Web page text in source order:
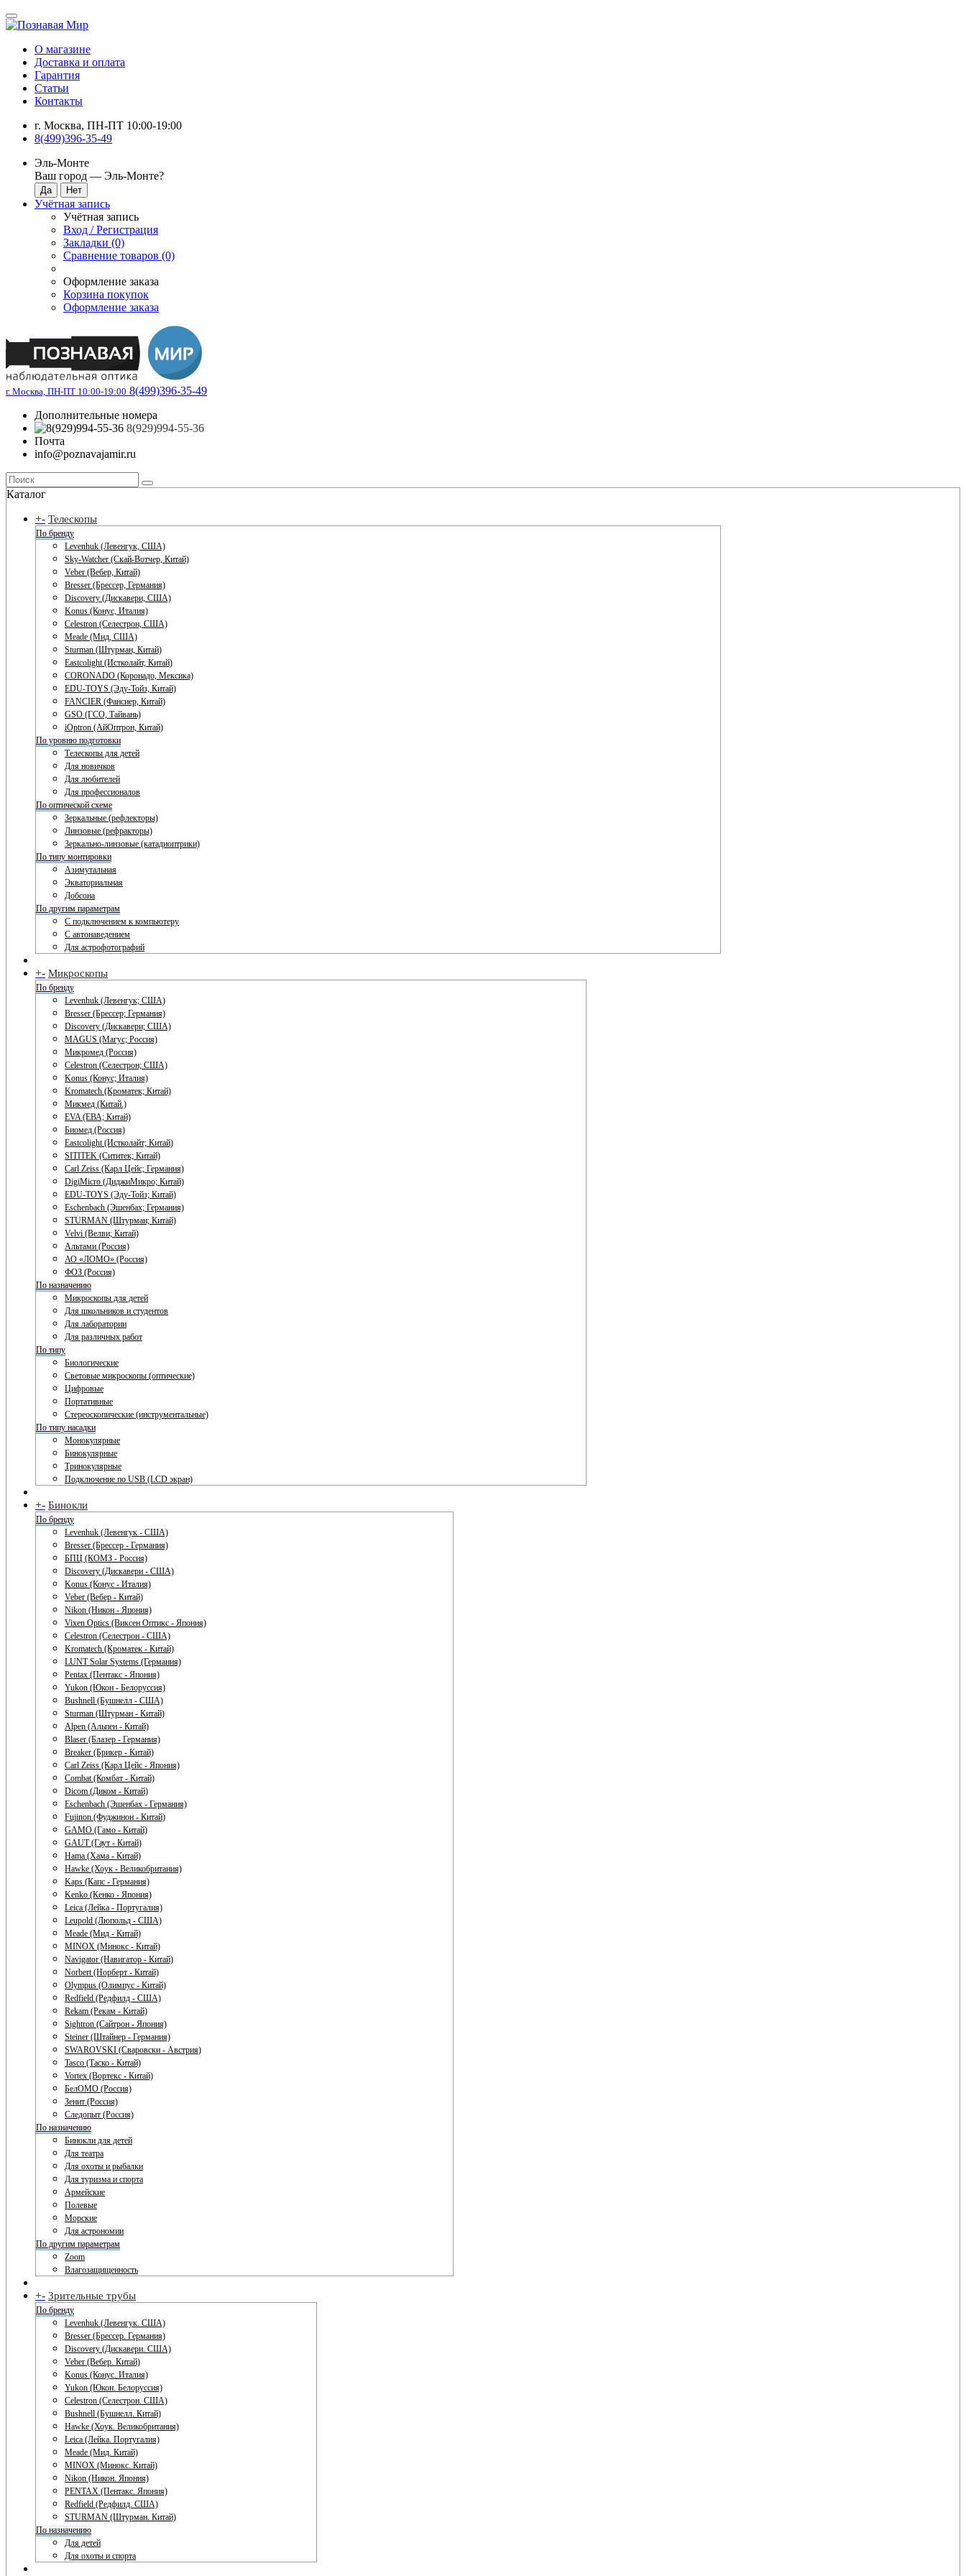
О магазине
Доставка и оплата
Гарантия
Статьи
Контакты
г. Москва, ПН-ПТ 10:00-19:00
8(499)396-35-49
Эль-Монте
Ваш город — Эль-Монте?
Учётная запись
Учётная запись
Вход / Регистрация
Закладки (0)
Сравнение товаров (0)
Оформление заказа
Корзина покупок
Оформление заказа
г. Москва, ПН-ПТ 10:00-19:00 8(499)396-35-49
Дополнительные номера
8(929)994-55-36
Почта
info@poznavajamir.ru
Каталог
+- Телескопы
По бренду
Levenhuk (Левенгук, США)
Sky-Watcher (Скай-Вотчер, Китай)
Veber (Вебер, Китай)
Bresser (Брессер, Германия)
Discovery (Дискавери, США)
Konus (Конус, Италия)
Celestron (Селестрон, США)
Meade (Мид, США)
Sturman (Штурман, Китай)
Eastcolight (Истколайт, Китай)
CORONADO (Коронадо, Мексика)
EDU-TOYS (Эду-Тойз, Китай)
FANCIER (Фансиер, Китай)
GSO (ГСО, Тайвань)
iOptron (АйОптрон, Китай)
По уровню подготовки
Телескопы для детей
Для новичков
Для любителей
Для профессионалов
По оптической схеме
Зеркальные (рефлекторы)
Линзовые (рефракторы)
Зеркально-линзовые (катадиоптрики)
По типу монтировки
Азимутальная
Экваториальная
Добсона
По другим параметрам
С подключением к компьютеру
С автонаведением
Для астрофотографий
+- Микроскопы
По бренду
Levenhuk (Левенгук; США)
Bresser (Брессер; Германия)
Discovery (Дискавери; США)
MAGUS (Магус; Россия)
Микромед (Россия)
Celestron (Селестрон; США)
Konus (Конус; Италия)
Kromatech (Кроматек; Китай)
Микмед (Китай.)
EVA (ЕВА; Китай)
Биомед (Россия)
Eastcolight (Истколайт; Китай)
SITITEK (Сититек; Китай)
Carl Zeiss (Карл Цейс; Германия)
DigiMicro (ДиджиМикро; Китай)
EDU-TOYS (Эду-Тойз; Китай)
Eschenbach (Эшенбах; Германия)
STURMAN (Штурман; Китай)
Velvi (Велви; Китай)
Альтами (Россия)
АО «ЛОМО» (Россия)
ФОЗ (Россия)
По назначению
Микроскопы для детей
Для школьников и студентов
Для лаборатории
Для различных работ
По типу
Биологические
Световые микроскопы (оптические)
Цифровые
Портативные
Стереоскопические (инструментальные)
По типу насадки
Монокулярные
Бинокулярные
Тринокулярные
Подключение по USB (LCD экран)
+- Бинокли
По бренду
Levenhuk (Левенгук - США)
Bresser (Брессер - Германия)
БПЦ (КОМЗ - Россия)
Discovery (Дискавери - США)
Konus (Конус - Италия)
Veber (Вебер - Китай)
Nikon (Никон - Япония)
Vixen Optics (Виксен Оптикс - Япония)
Celestron (Селестрон - США)
Kromatech (Кроматек - Китай)
LUNT Solar Systems (Германия)
Pentax (Пентакс - Япония)
Yukon (Юкон - Белоруссия)
Bushnell (Бушнелл - США)
Sturman (Штурман - Китай)
Alpen (Альпен - Китай)
Blaser (Блазер - Германия)
Breaker (Брикер - Китай)
Carl Zeiss (Карл Цейс - Япония)
Combat (Комбат - Китай)
Dicom (Диком - Китай)
Eschenbach (Эшенбах - Германия)
Fujinon (Фуджинон - Китай)
GAMO (Гамо - Китай)
GAUT (Гаут - Китай)
Hama (Хама - Китай)
Hawke (Хоук - Великобритания)
Kaps (Капс - Германия)
Kenko (Кенко - Япония)
Leica (Лейка - Португалия)
Leupold (Люпольд - США)
Meade (Мид - Китай)
MINOX (Минокс - Китай)
Navigator (Навигатор - Китай)
Norbert (Норберт - Китай)
Olympus (Олимпус - Китай)
Redfield (Редфилд - США)
Rekam (Рекам - Китай)
Sightron (Сайтрон - Япония)
Steiner (Штайнер - Германия)
SWAROVSKI (Сваровски - Австрия)
Tasco (Таско - Китай)
Vortex (Вортекс - Китай)
БелОМО (Россия)
Зенит (Россия)
Следопыт (Россия)
По назначению
Бинокли для детей
Для театра
Для охоты и рыбалки
Для туризма и спорта
Армейские
Полевые
Морские
Для астрономии
По другим параметрам
Zoom
Влагозащищенность
+- Зрительные трубы
По бренду
Levenhuk (Левенгук. США)
Bresser (Брессер. Германия)
Discovery (Дискавери. США)
Veber (Вебер. Китай)
Konus (Конус. Италия)
Yukon (Юкон. Белоруссия)
Celestron (Селестрон. США)
Bushnell (Бушнелл. Китай)
Hawke (Хоук. Великобритания)
Leica (Лейка. Португалия)
Meade (Мид. Китай)
MINOX (Минокс. Китай)
Nikon (Никон. Япония)
PENTAX (Пентакс. Япония)
Redfield (Редфилд. США)
STURMAN (Штурман. Китай)
По назначению
Для детей
Для охоты и спорта